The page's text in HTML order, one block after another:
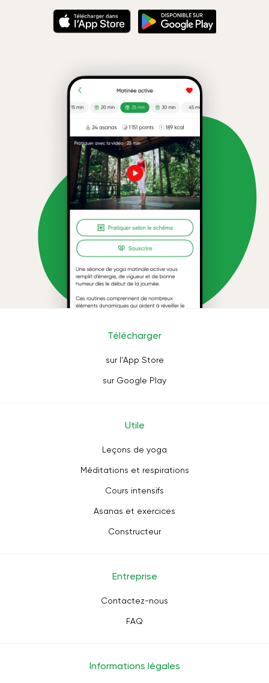
Télécharger
sur l'App Store
sur Google Play
Utile
Leçons de yoga
Méditations et respirations
Cours intensifs
Asanas et exercices
Constructeur
Entreprise
Contactez-nous
FAQ
Informations légales